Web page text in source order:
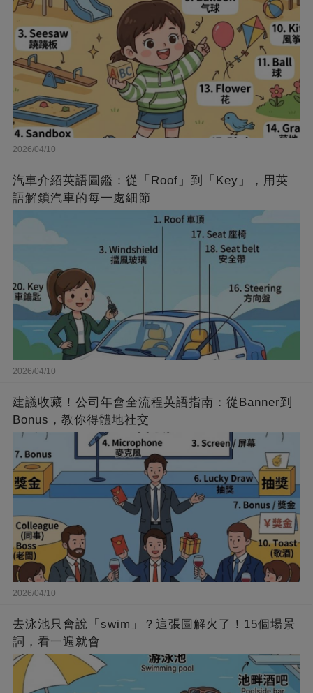
2026/04/10
汽車介紹英語圖鑑：從「Roof」到「Key」，用英
語解鎖汽車的每一處細節
2026/04/10
建議收藏！公司年會全流程英語指南：從Banner到
Bonus，教你得體地社交
2026/04/10
去泳池只會說「swim」？這張圖解火了！15個場景
詞，看一遍就會